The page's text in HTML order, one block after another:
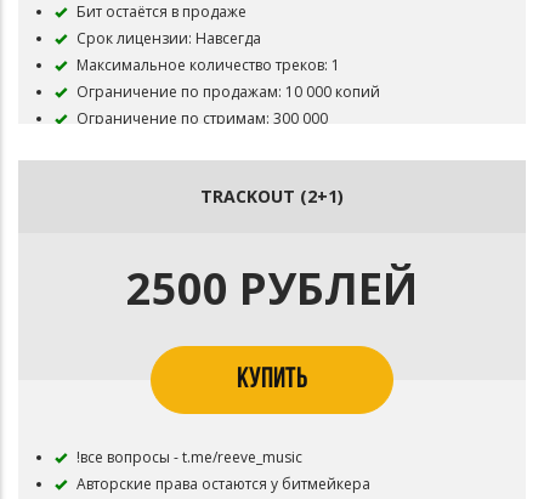
Бит остаётся в продаже
Срок лицензии: Навсегда
Максимальное количество треков: 1
Ограничение по продажам: 10 000 копий
Ограничение по стримам: 300 000
Разрешено размещение трека на цифровых площадках
TRACKOUT (2+1)
2500 РУБЛЕЙ
КУПИТЬ
!все вопросы - t.me/reeve_music
Авторские права остаются у битмейкера